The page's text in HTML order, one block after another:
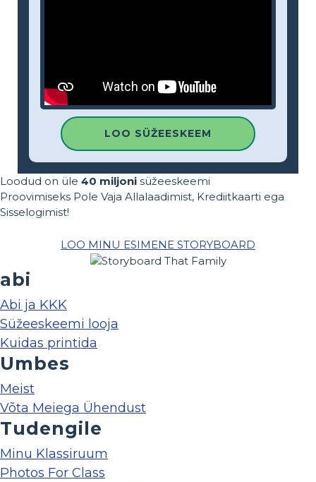
LOO SÜŽEESKEEM
Loodud on üle 40 miljoni süžeeskeemi
Proovimiseks Pole Vaja Allalaadimist, Krediitkaarti ega
Sisselogimist!
LOO MINU ESIMENE STORYBOARD
abi
Abi ja KKK
Süžeeskeemi looja
Kuidas printida
Umbes
Meist
Võta Meiega Ühendust
Tudengile
Minu Klassiruum
Photos For Class